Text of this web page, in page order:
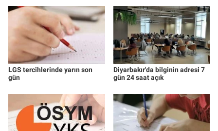
LGS tercihlerinde yarın son
gün
Diyarbakır'da bilginin adresi 7
gün 24 saat açık